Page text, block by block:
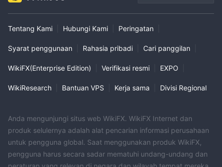
Tentang Kami Hubungi Kami Peringatan
Syarat penggunaan Rahasia pribadi Cari panggilan
WikiFX(Enterprise Edition) Verifikasi resmi EXPO
WikiResearch Bantuan VPS Kerja sama Divisi Regional
Anda mengunjungi situs web WikiFX. WikiFX Internet dan
produk selulernya adalah alat pencarian informasi perusahaan
untuk pengguna global. Saat menggunakan produk WikiFX,
pengguna harus secara sadar mematuhi undang-undang dan